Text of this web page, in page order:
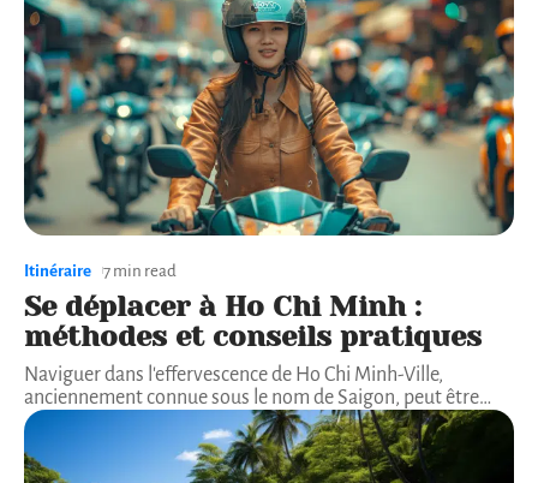
Itinéraire 7 min read
Se déplacer à Ho Chi Minh :
méthodes et conseils pratiques
Naviguer dans l'effervescence de Ho Chi Minh-Ville,
anciennement connue sous le nom de Saigon, peut être…